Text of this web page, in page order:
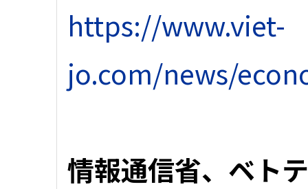
https://www.viet-
jo.com/news/
情報通信省、ベト